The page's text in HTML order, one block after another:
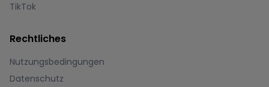
TikTok
Rechtliches
Nutzungsbedingungen
Datenschutz